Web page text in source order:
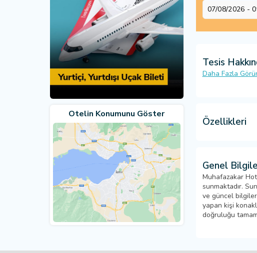
Otelin Konumunu Göster
Tesis
Daha Fazla
Özellikleri
Genel
Muhafazakar
sunmaktadır.
ve güncel
yapan kişi
doğruluğu